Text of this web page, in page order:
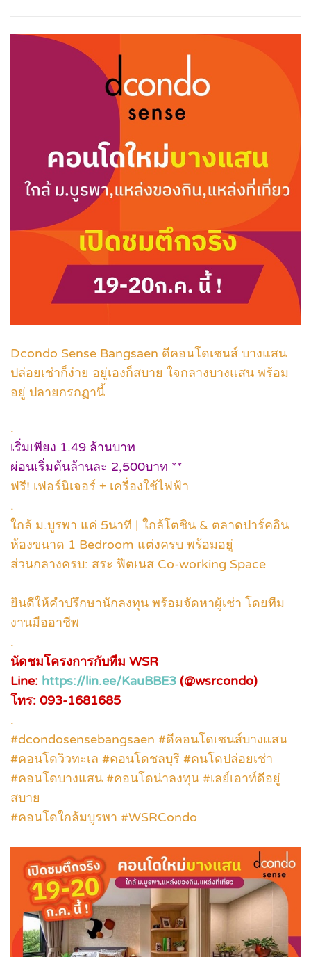
Dcondo Sense Bangsaen ดีคอนโดเซนส์ บางแสน
ปล่อยเช่าก็ง่าย อยู่เองก็สบาย ใจกลางบางแสน พร้อม
อยู่ ปลายกรกฏานี้
.
เริ่มเพียง 1.49 ล้านบาท
ผ่อนเริ่มต้นล้านละ 2,500บาท **
ฟรี! เฟอร์นิเจอร์ + เครื่องใช้ไฟฟ้า
.
ใกล้ ม.บูรพา แค่ 5นาที | ใกล้โตชิน & ตลาดปาร์คอิน
ห้องขนาด 1 Bedroom แต่งครบ พร้อมอยู่
ส่วนกลางครบ: สระ ฟิตเนส Co-working Space
ยินดีให้คำปรึกษานักลงทุน พร้อมจัดหาผู้เช่า โดยทีม
งานมืออาชีพ
.
นัดชมโครงการกับทีม WSR
Line: https://lin.ee/KauBBE3 (@wsrcondo)
โทร: 093-1681685
.
#dcondosensebangsaen #ดีคอนโดเซนส์บางแสน
#คอนโดวิวทะเล #คอนโดชลบุรี #คนโดปล่อยเช่า
#คอนโดบางแสน #คอนโดน่าลงทุน #เลย์เอาท์ดีอยู่
สบาย
#คอนโดใกล้มบูรพา #WSRCondo